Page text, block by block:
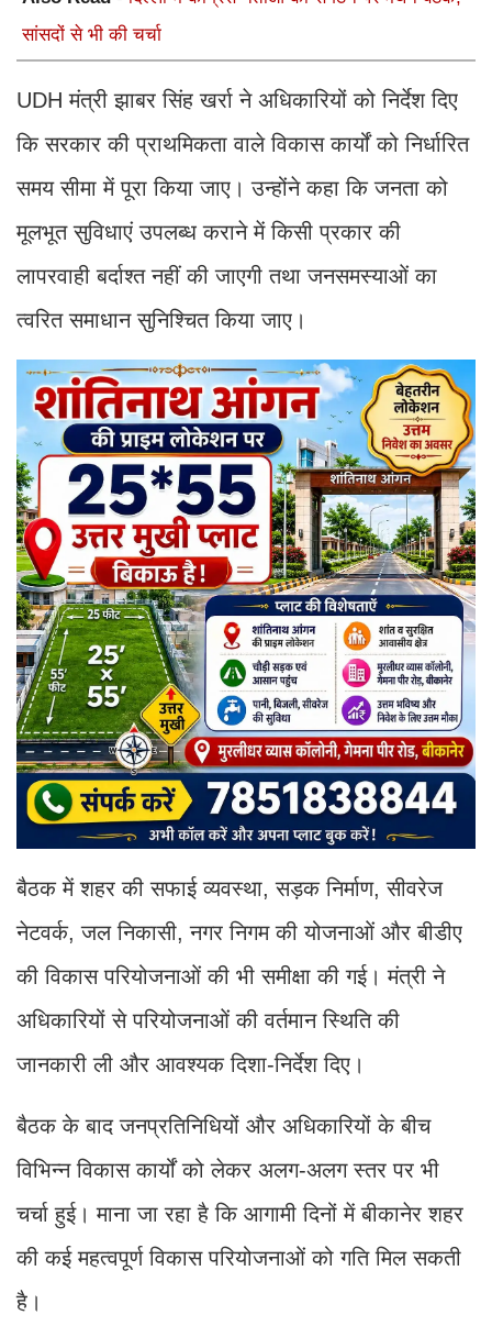
सांसदों से भी की चर्चा
UDH मंत्री झाबर सिंह खर्रा ने अधिकारियों को निर्देश दिए
कि सरकार की प्राथमिकता वाले विकास कार्यों को निर्धारित
समय सीमा में पूरा किया जाए। उन्होंने कहा कि जनता को
मूलभूत सुविधाएं उपलब्ध कराने में किसी प्रकार की
लापरवाही बर्दाश्त नहीं की जाएगी तथा जनसमस्याओं का
त्वरित समाधान सुनिश्चित किया जाए।
बैठक में शहर की सफाई व्यवस्था, सड़क निर्माण, सीवरेज
नेटवर्क, जल निकासी, नगर निगम की योजनाओं और बीडीए
की विकास परियोजनाओं की भी समीक्षा की गई। मंत्री ने
अधिकारियों से परियोजनाओं की वर्तमान स्थिति की
जानकारी ली और आवश्यक दिशा-निर्देश दिए।
बैठक के बाद जनप्रतिनिधियों और अधिकारियों के बीच
विभिन्न विकास कार्यों को लेकर अलग-अलग स्तर पर भी
चर्चा हुई। माना जा रहा है कि आगामी दिनों में बीकानेर शहर
की कई महत्वपूर्ण विकास परियोजनाओं को गति मिल सकती
है।